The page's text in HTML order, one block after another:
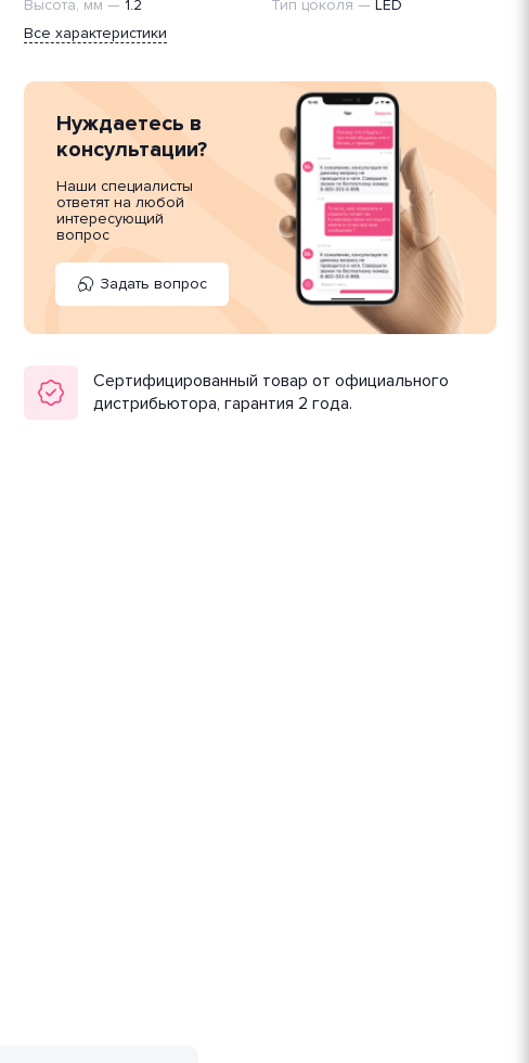
Высота, мм — 1.2 Тип цоколя — LED
Все характеристики
Нуждаетесь в
консультации?
Наши специалисты
ответят на любой
интересующий
вопрос
Задать вопрос
Сертифицированный товар от официального
дистрибьютора, гарантия 2 года.